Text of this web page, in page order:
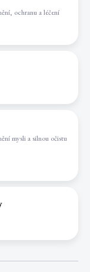
ochranu a léčení
mysli a silnou očistu